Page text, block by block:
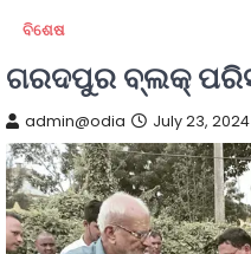
ବିଶେଷ
ଗରଦପୁର ବ୍ଲକ୍
admin@odia July 23, 2024